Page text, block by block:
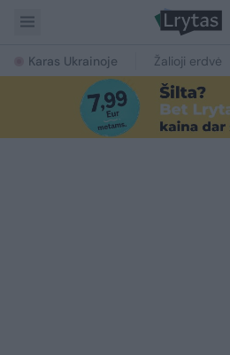
Karas Ukrainoje Žalioji erdvė